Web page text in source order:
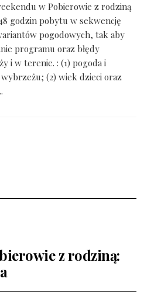
w Pobierowie z rodziną
godzin pobytu w sekwencję
pogodowych, tak aby
programu oraz błędy
i w terenie. : (1) pogoda i
(2) wiek dzieci oraz
z rodziną: